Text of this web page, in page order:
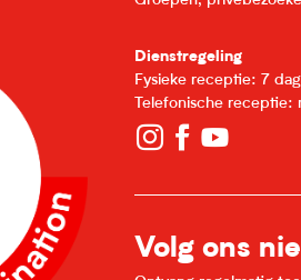
Dienstregeling
Fysieke receptie: 7
Telefonische
Volg ons